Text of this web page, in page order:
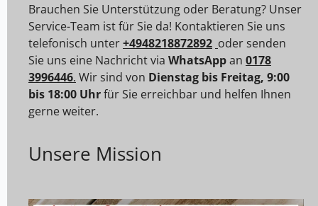
Brauchen Sie Unterstützung oder Beratung? Unser
Service-Team ist für Sie da! Kontaktieren Sie uns
telefonisch unter+4948218872892 oder senden
Sie uns eine Nachricht via WhatsAppan 0178
3996446. Wir sind von Dienstag bis Freitag, 9:00
bis 18:00 Uhrfür Sie erreichbar und helfen Ihnen
gerne weiter.
Unsere Mission